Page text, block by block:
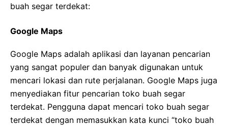
buah segar terdekat:
Google Maps
Google Maps adalah aplikasi dan layanan pencarian
yang sangat populer dan banyak digunakan untuk
mencari lokasi dan rute perjalanan. Google Maps juga
menyediakan fitur pencarian toko buah segar
terdekat. Pengguna dapat mencari toko buah segar
terdekat dengan memasukkan kata kunci “toko buah